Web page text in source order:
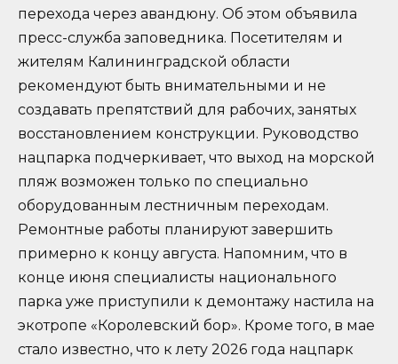
перехода через авандюну. Об этом объявила
пресс-служба заповедника. Посетителям и
жителям Калининградской области
рекомендуют быть внимательными и не
создавать препятствий для рабочих, занятых
восстановлением конструкции. Руководство
нацпарка подчеркивает, что выход на морской
пляж возможен только по специально
оборудованным лестничным переходам.
Ремонтные работы планируют завершить
примерно к концу августа. Напомним, что в
конце июня специалисты национального
парка уже приступили к демонтажу настила на
экотропе «Королевский бор». Кроме того, в мае
стало известно, что к лету 2026 года нацпарк